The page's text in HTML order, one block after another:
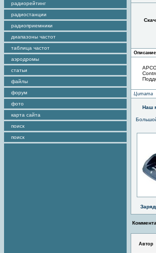
радиорейтинг
радиостанции
радиоприемники
диапазоны частот
таблица частот
аэродромы
статьи
файлы
форум
фото
карта сайта
поиск
поиск
Цитата
Наш
Автор